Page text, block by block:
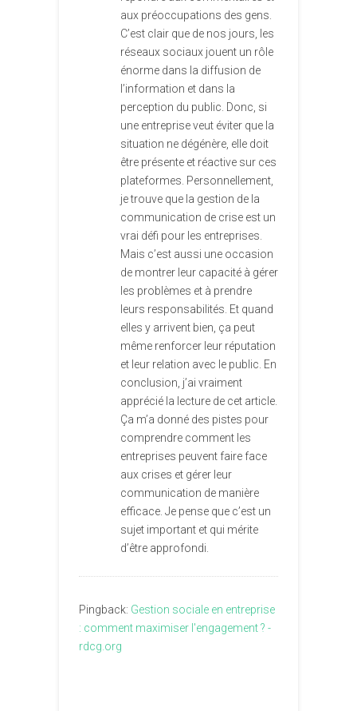
aux préoccupations des gens.
C’est clair que de nos jours, les
réseaux sociaux jouent un rôle
énorme dans la diffusion de
l’information et dans la
perception du public. Donc, si
une entreprise veut éviter que la
situation ne dégénère, elle doit
être présente et réactive sur ces
plateformes. Personnellement,
je trouve que la gestion de la
communication de crise est un
vrai défi pour les entreprises.
Mais c’est aussi une occasion
de montrer leur capacité à gérer
les problèmes et à prendre
leurs responsabilités. Et quand
elles y arrivent bien, ça peut
même renforcer leur réputation
et leur relation avec le public. En
conclusion, j’ai vraiment
apprécié la lecture de cet article.
Ça m’a donné des pistes pour
comprendre comment les
entreprises peuvent faire face
aux crises et gérer leur
communication de manière
efficace. Je pense que c’est un
sujet important et qui mérite
d’être approfondi.
Pingback: Gestion sociale en entreprise
: comment maximiser l'engagement ? -
rdcg.org